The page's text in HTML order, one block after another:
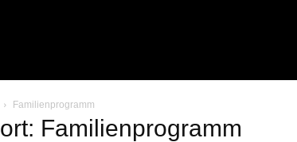
Familienprogramm
Familienprogramm